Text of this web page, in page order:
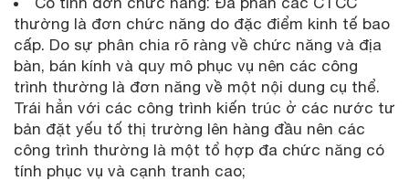
thường là đơn chức năng do đặc điểm kinh tế bao
cấp. Do sự phân chia rõ ràng về chức năng và địa
bàn, bán kính và quy mô phục vụ nên các công
trình thường là đơn năng về một nội dung cụ thể.
Trái hẳn với các công trình kiến trúc ở các nước tư
bản đặt yếu tố thị trường lên hàng đầu nên các
công trình thường là một tổ hợp đa chức năng có
tính phục vụ và cạnh tranh cao;